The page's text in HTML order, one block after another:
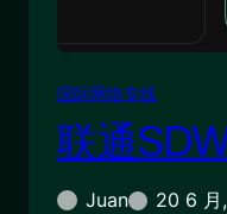
国际网络专线
联通
Juan 20 6